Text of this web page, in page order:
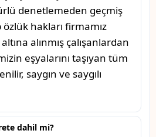
denetlemeden geçmiş
hakları firmamız
alınmış çalışanlardan
eşyalarını taşıyan tüm
saygın ve saygılı
dahil mi?